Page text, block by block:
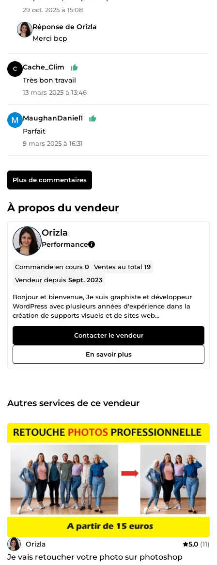
29 oct. 2025 à 15:08
Réponse de Orizla
Merci bcp
Cache_Clim
Très bon travail
13 mars 2025 à 13:46
MaughanDaniel1
Parfait
9 mars 2025 à 16:31
Plus de commentaires
À propos du vendeur
Orizla
Performance
Commande en cours0 Ventes au total19
Vendeur depuisSept. 2023
Bonjour et bienvenue, Je suis graphiste et développeur
WordPress avec plusieurs années d'expérience dans la
création de supports visuels et de sites web
professionnels. Mes services incluent : ✓ Retouche photo
professionnelle et montage Photoshop ✓ Création de
flyers, affiches, brochures et supports publicitaires ✓
Conception d'identités visuelles et de logos ✓ Création de
sites WordPress avec Elementor ✓ Design moderne,
N'hésitez pas à me contacter pour discuter de vos besoins.
Je serai ravi de vous accompagner dans la réussite de
Contacter le vendeur
En savoir plus
Autres services de ce vendeur
Orizla 5,0 (11)
Je vais retoucher votre photo sur photoshop